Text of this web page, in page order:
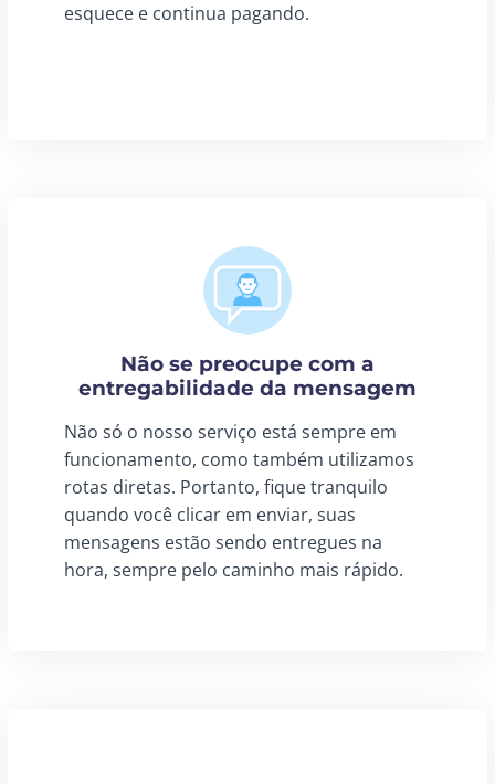
esquece e continua pagando.
Não se preocupe com a
entregabilidade da mensagem
Não só o nosso serviço está sempre em
funcionamento, como também utilizamos
rotas diretas. Portanto, fique tranquilo
quando você clicar em enviar, suas
mensagens estão sendo entregues na
hora, sempre pelo caminho mais rápido.